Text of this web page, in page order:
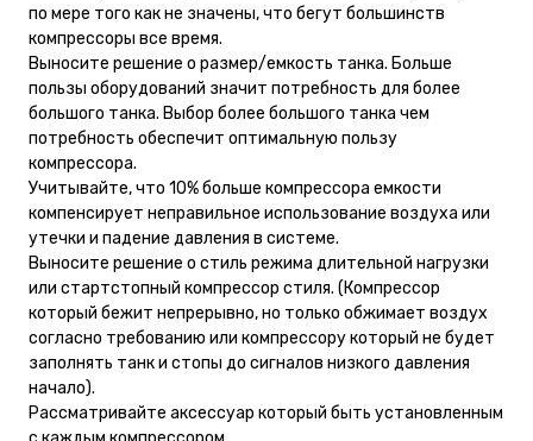
по мере того как не значены, что бегут большинств
компрессоры все время.
Выносите решение о размер/емкость танка. Больше
пользы оборудований значит потребность для более
большого танка. Выбор более большого танка чем
потребность обеспечит оптимальную пользу
компрессора.
Учитывайте, что 10% больше компрессора емкости
компенсирует неправильное использование воздуха или
утечки и падение давления в системе.
Выносите решение о стиль режима длительной нагрузки
или стартстопный компрессор стиля. (Компрессор
который бежит непрерывно, но только обжимает воздух
согласно требованию или компрессору который не будет
заполнять танк и стопы до сигналов низкого давления
начало).
Рассматривайте аксессуар который быть установленным